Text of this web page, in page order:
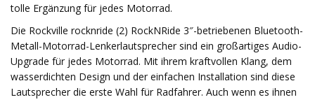
tolle Ergänzung für jedes Motorrad.
Die Rockville rocknride (2) RockNRide 3″-betriebenen Bluetooth-
Metall-Motorrad-Lenkerlautsprecher sind ein großartiges Audio-
Upgrade für jedes Motorrad. Mit ihrem kraftvollen Klang, dem
wasserdichten Design und der einfachen Installation sind diese
Lautsprecher die erste Wahl für Radfahrer. Auch wenn es ihnen